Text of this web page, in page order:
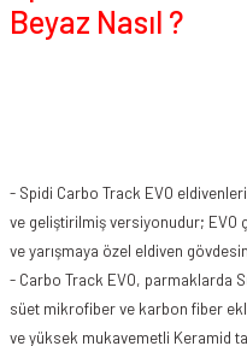
Beyaz Nasıl ?
- Spidi Carbo Track EVO
ve geliştirilmiş versiyonudur; EVO
ve yarışmaya özel eldiven
- Carbo Track EVO, parmaklarda
süet mikrofiber ve karbon fiber
ve yüksek mukavemetli Keramid